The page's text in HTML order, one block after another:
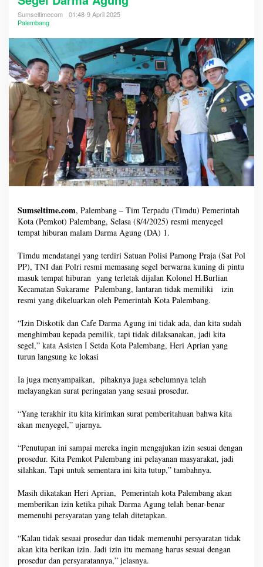
Sumseltimecom
01:48-9 April 2025
Palembang
Sumseltime.com, Palembang – Tim Terpadu (Timdu) Pemerintah
Kota (Pemkot) Palembang, Selasa (8/4/2025) resmi menyegel
tempat hiburan malam Darma Agung (DA) 1.
Timdu mendatangi yang terdiri Satuan Polisi Pamong Praja (Sat Pol
PP), TNI dan Polri resmi memasang segel berwarna kuning di pintu
masuk tempat hiburan yang terletak dijalan Kolonel H.Burlian
Kecamatan Sukarame Palembang, lantaran tidak memiliki izin
resmi yang dikeluarkan oleh Pemerintah Kota Palembang.
“Izin Diskotik dan Cafe Darma Agung ini tidak ada, dan kita sudah
menghimbau kepada pemilik, tapi tidak dilaksanakan, jadi kita
segel,” kata Asisten I Setda Kota Palembang, Heri Aprian yang
turun langsung ke lokasi
Ia juga menyampaikan, pihaknya juga sebelumnya telah
melayangkan surat peringatan yang sesuai prosedur.
“Yang terakhir itu kita kirimkan surat pemberitahuan bahwa kita
akan menyegel,” ujarnya.
“Penutupan ini sampai mereka ingin mengajukan izin sesuai dengan
prosedur. Kita Pemkot Palembang ini pelayanan masyarakat, jadi
silahkan. Tapi untuk sementara ini kita tutup,” tambahnya.
Masih dikatakan Heri Aprian, Pemerintah kota Palembang akan
memberikan izin ketika pihak Darma Agung telah benar-benar
memenuhi persyaratan yang telah ditetapkan.
“Kalau tidak sesuai prosedur dan tidak memenuhi persyaratan tidak
akan kita berikan izin. Jadi izin itu memang harus sesuai dengan
prosedur dan persyaratannya,” jelasnya.